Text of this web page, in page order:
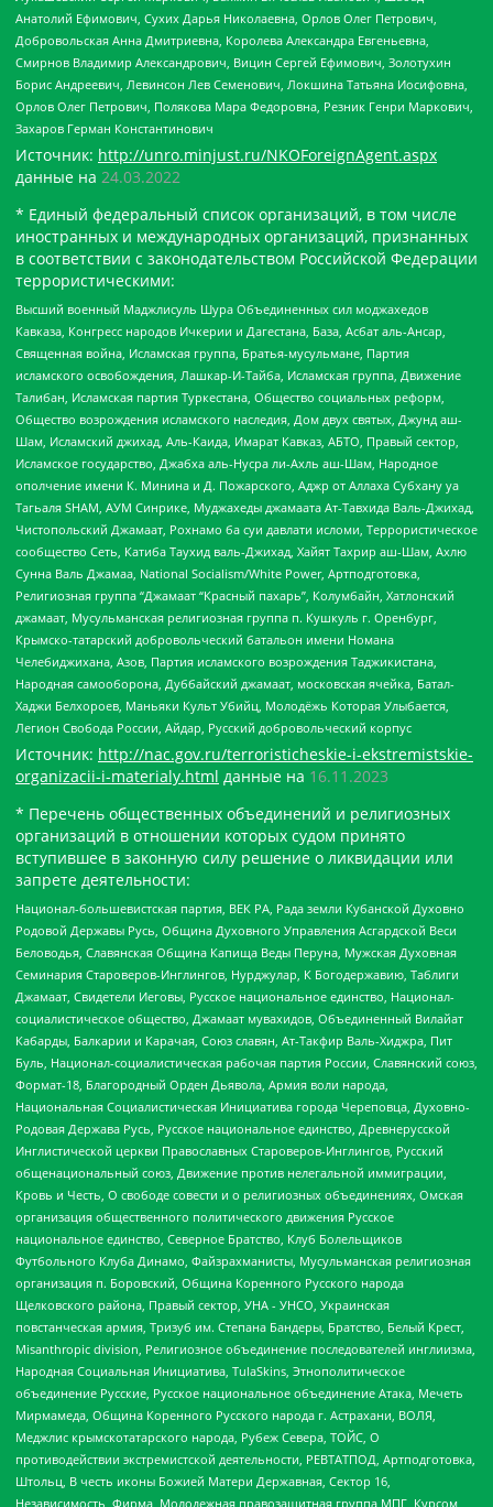
Анатолий Ефимович, Сухих Дарья Николаевна, Орлов Олег Петрович,
Добровольская Анна Дмитриевна, Королева Александра Евгеньевна,
Смирнов Владимир Александрович, Вицин Сергей Ефимович, Золотухин
Борис Андреевич, Левинсон Лев Семенович, Локшина Татьяна Иосифовна,
Орлов Олег Петрович, Полякова Мара Федоровна, Резник Генри Маркович,
Захаров Герман Константинович
Источник: http://unro.minjust.ru/NKOForeignAgent.aspx
данные на 24.03.2022
* Единый федеральный список организаций, в том числе
иностранных и международных организаций, признанных
в соответствии с законодательством Российской Федерации
террористическими:
Высший военный Маджлисуль Шура Объединенных сил моджахедов
Кавказа, Конгресс народов Ичкерии и Дагестана, База, Асбат аль-Ансар,
Священная война, Исламская группа, Братья-мусульмане, Партия
исламского освобождения, Лашкар-И-Тайба, Исламская группа, Движение
Талибан, Исламская партия Туркестана, Общество социальных реформ,
Общество возрождения исламского наследия, Дом двух святых, Джунд аш-
Шам, Исламский джихад, Аль-Каида, Имарат Кавказ, АБТО, Правый сектор,
Исламское государство, Джабха аль-Нусра ли-Ахль аш-Шам, Народное
ополчение имени К. Минина и Д. Пожарского, Аджр от Аллаха Субхану уа
Тагьаля SHAM, АУМ Синрике, Муджахеды джамаата Ат-Тавхида Валь-Джихад,
Чистопольский Джамаат, Рохнамо ба суи давлати исломи, Террористическое
сообщество Сеть, Катиба Таухид валь-Джихад, Хайят Тахрир аш-Шам, Ахлю
Сунна Валь Джамаа, National Socialism/White Power, Артподготовка,
Религиозная группа “Джамаат “Красный пахарь”, Колумбайн, Хатлонский
джамаат, Мусульманская религиозная группа п. Кушкуль г. Оренбург,
Крымско-татарский добровольческий батальон имени Номана
Челебиджихана, Азов, Партия исламского возрождения Таджикистана,
Народная самооборона, Дуббайский джамаат, московская ячейка, Батал-
Хаджи Белхороев, Маньяки Культ Убийц, Молодёжь Которая Улыбается,
Легион Свобода России, Айдар, Русский добровольческий корпус
Источник: http://nac.gov.ru/terroristicheskie-i-ekstremistskie-
organizacii-i-materialy.html данные на 16.11.2023
* Перечень общественных объединений и религиозных
организаций в отношении которых судом принято
вступившее в законную силу решение о ликвидации или
запрете деятельности:
Национал-большевистская партия, ВЕК РА, Рада земли Кубанской Духовно
Родовой Державы Русь, Община Духовного Управления Асгардской Веси
Беловодья, Славянская Община Капища Веды Перуна, Мужская Духовная
Семинария Староверов-Инглингов, Нурджулар, К Богодержавию, Таблиги
Джамаат, Свидетели Иеговы, Русское национальное единство, Национал-
социалистическое общество, Джамаат мувахидов, Объединенный Вилайат
Кабарды, Балкарии и Карачая, Союз славян, Ат-Такфир Валь-Хиджра, Пит
Буль, Национал-социалистическая рабочая партия России, Славянский союз,
Формат-18, Благородный Орден Дьявола, Армия воли народа,
Национальная Социалистическая Инициатива города Череповца, Духовно-
Родовая Держава Русь, Русское национальное единство, Древнерусской
Инглистической церкви Православных Староверов-Инглингов, Русский
общенациональный союз, Движение против нелегальной иммиграции,
Кровь и Честь, О свободе совести и о религиозных объединениях, Омская
организация общественного политического движения Русское
национальное единство, Северное Братство, Клуб Болельщиков
Футбольного Клуба Динамо, Файзрахманисты, Мусульманская религиозная
организация п. Боровский, Община Коренного Русского народа
Щелковского района, Правый сектор, УНА - УНСО, Украинская
повстанческая армия, Тризуб им. Степана Бандеры, Братство, Белый Крест,
Misanthropic division, Религиозное объединение последователей инглиизма,
Народная Социальная Инициатива, TulaSkins, Этнополитическое
объединение Русские, Русское национальное объединение Атака, Мечеть
Мирмамеда, Община Коренного Русского народа г. Астрахани, ВОЛЯ,
Меджлис крымскотатарского народа, Рубеж Севера, ТОЙС, О
противодействии экстремистской деятельности, РЕВТАТПОД, Артподготовка,
Штольц, В честь иконы Божией Матери Державная, Сектор 16,
Независимость, Фирма, Молодежная правозащитная группа МПГ, Курсом